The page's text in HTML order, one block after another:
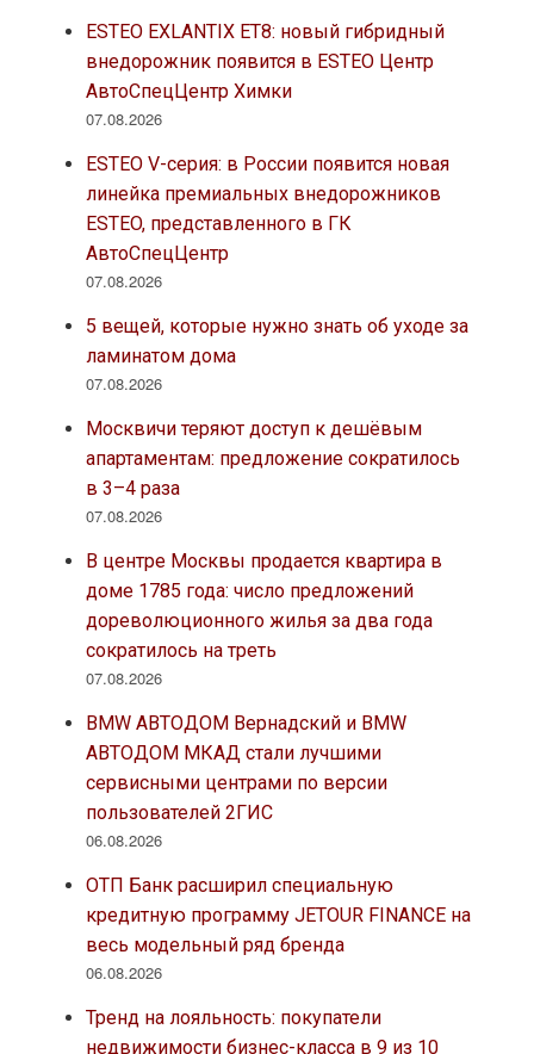
ESTEO EXLANTIX ET8: новый гибридный
внедорожник появится в ESTEO Центр
АвтоСпецЦентр Химки
07.08.2026
ESTEO V-серия: в России появится новая
линейка премиальных внедорожников
ESTEO, представленного в ГК
АвтоСпецЦентр
07.08.2026
5 вещей, которые нужно знать об уходе за
ламинатом дома
07.08.2026
Москвичи теряют доступ к дешёвым
апартаментам: предложение сократилось
в 3–4 раза
07.08.2026
В центре Москвы продается квартира в
доме 1785 года: число предложений
дореволюционного жилья за два года
сократилось на треть
07.08.2026
BMW АВТОДОМ Вернадский и BMW
АВТОДОМ МКАД стали лучшими
сервисными центрами по версии
пользователей 2ГИС
06.08.2026
ОТП Банк расширил специальную
кредитную программу JETOUR FINANCE на
весь модельный ряд бренда
06.08.2026
Тренд на лояльность: покупатели
недвижимости бизнес-класса в 9 из 10